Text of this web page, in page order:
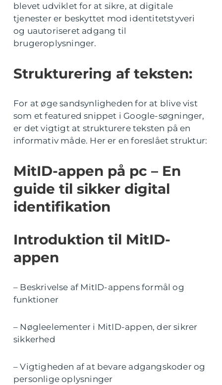
blevet udviklet for at sikre, at digitale
tjenester er beskyttet mod identitetstyveri
og uautoriseret adgang til
brugeroplysninger.
Strukturering af teksten:
For at øge sandsynligheden for at blive vist
som et featured snippet i Google-søgninger,
er det vigtigt at strukturere teksten på en
informativ måde. Her er en foreslået struktur:
MitID-appen på pc – En
guide til sikker digital
identifikation
Introduktion til MitID-
appen
– Beskrivelse af MitID-appens formål og
funktioner
– Nøgleelementer i MitID-appen, der sikrer
sikkerhed
– Vigtigheden af at bevare adgangskoder og
personlige oplysninger